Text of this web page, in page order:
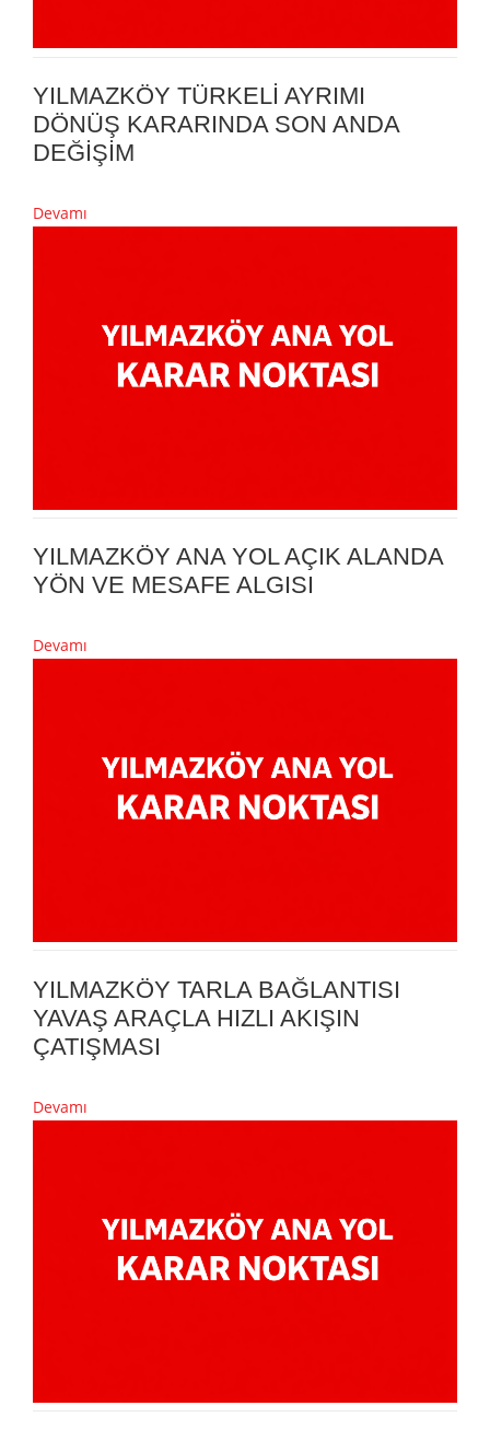
YILMAZKÖY TÜRKELİ AYRIMI
DÖNÜŞ KARARINDA SON ANDA
DEĞİŞİM
Devamı
YILMAZKÖY ANA YOL AÇIK ALANDA
YÖN VE MESAFE ALGISI
Devamı
YILMAZKÖY TARLA BAĞLANTISI
YAVAŞ ARAÇLA HIZLI AKIŞIN
ÇATIŞMASI
Devamı